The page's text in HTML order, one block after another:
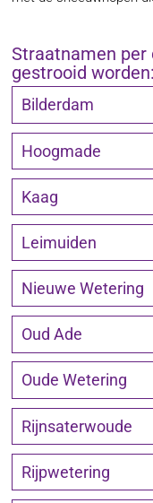
Straatnamen per
gestrooid worden:
Bilderdam
Hoogmade
Kaag
Leimuiden
Nieuwe Wetering
Oud Ade
Oude Wetering
Rijnsaterwoude
Rijpwetering